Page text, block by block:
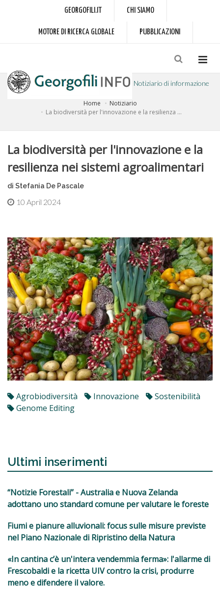
GEORGOFILI.IT CHI SIAMO
MOTORE DI RICERCA GLOBALE PUBBLICAZIONI
Notiziario di informazione
a cura dell'Accademia dei Georgofili
Home
Notiziario
La biodiversità per l'innovazione e la resilienza ...
La biodiversità per l'innovazione e la
resilienza nei sistemi agroalimentari
di Stefania De Pascale
10 April 2024
Agrobiodiversità Innovazione
Sostenibilità
Genome Editing
Ultimi inserimenti
“Notizie Forestali” - Australia e Nuova Zelanda
adottano uno standard comune per valutare le foreste
Fiumi e pianure alluvionali: focus sulle misure previste
nel Piano Nazionale di Ripristino della Natura
«In cantina c’è un'intera vendemmia ferma»: l'allarme di
Frescobaldi e la ricetta UIV contro la crisi, produrre
meno e difendere il valore.